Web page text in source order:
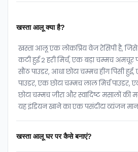
खस्ता आलू क्या है?
खस्ता आलू एक लोकप्रिय वेज रेसिपी है,
कटी हुई 2 हरी मिर्च, एक बड़ा चम्मच अमचूर
सौंठ पाउडर, आधा छोटा चम्मच हींग पिसी
पाउडर, एक छोटा चम्मच लाल मिर्च पाउडर,
छोटा चम्मच जीरा और स्वादिष्ट मसालों की
यह इंडियन खाने का एक पसंदीदा व्यंजन माना
खस्ता आलू घर पर कैसे बनाएं?